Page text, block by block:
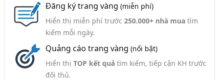
Ngành xem thêm
Thực Phẩm - Chế Biến Và Đóng Gói (480)
Và Chế Biến (102)
Bình Dương
Khánh Hòa
Thừa Thiên Huế
Sóc Trăng
Đăng ký trang vàng (miễn phí)
Hiển thị miễn phí trước 250.000+ nhà muatìm
kiếm mỗi ngày.
Quảng cáo trang vàng (nổi bật)
Hiển thị TOP kết quảtìm kiếm, tiếp cận KH trước
đối thủ.